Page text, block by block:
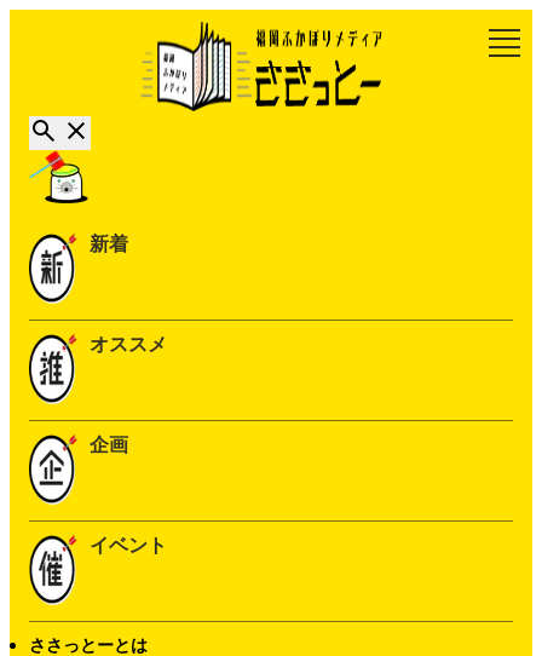
新着
オススメ
企画
イベント
ささっとーとは